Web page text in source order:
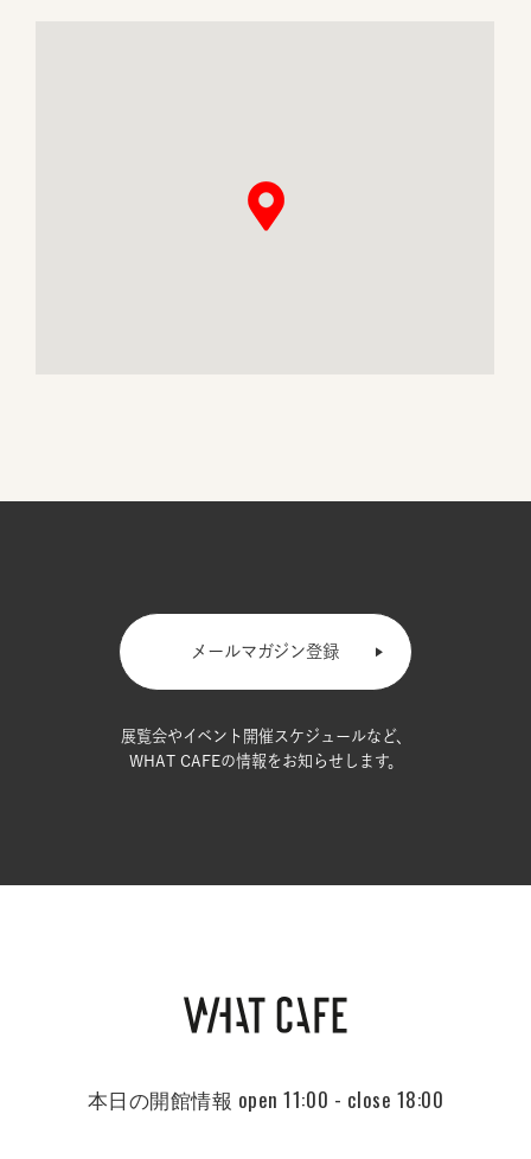
メールマガジン登録
展覧会やイベント開催スケジュールなど、
WHAT CAFEの情報をお知らせします。
本日の開館情報 open 11:00 - close 18:00